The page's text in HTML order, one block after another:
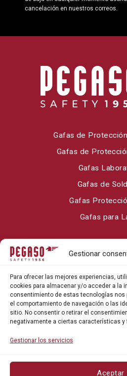
Gestionar
Para ofrecer las mejores experiencias,
cookies para almacenar y/o acceder a la
consentimiento de estas tecnologías nos
el comportamiento de navegación o las
sitio. No consentir o retirar el
negativamente a ciertas características y
Gestionar los servicios
Aceptar
cancelación en nuestros correos.
Gafas de
Gafas de
Gafas
Gafas de
Gafas
Gafas para
Sobre Pegaso
Blog